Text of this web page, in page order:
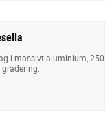
i massivt aluminium, 250